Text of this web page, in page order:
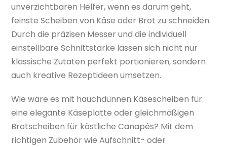
unverzichtbaren Helfer, wenn es darum geht,
feinste Scheiben von Käse oder Brot zu schneiden.
Durch die präzisen Messer und die individuell
einstellbare Schnittstärke lassen sich nicht nur
klassische Zutaten perfekt portionieren, sondern
auch kreative Rezeptideen umsetzen.
Wie wäre es mit hauchdünnen Käsescheiben für
eine elegante Käseplatte oder gleichmäßigen
Brotscheiben für köstliche Canapés? Mit dem
richtigen Zubehör wie Aufschnitt- oder